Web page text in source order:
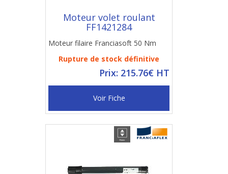
Moteur volet roulant
FF1421284
Moteur filaire Franciasoft 50 Nm
Rupture de stock définitive
Prix: 215.76€ HT
Voir Fiche